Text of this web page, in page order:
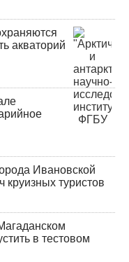
акваторий
Ивановской
круизных туристов
в тестовом